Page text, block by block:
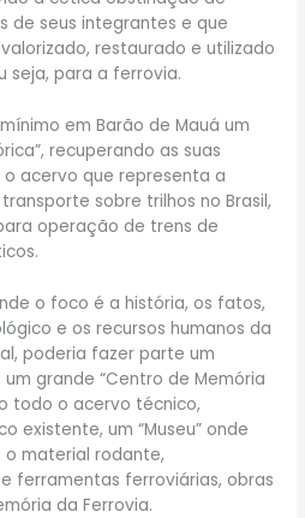
de seus integrantes e que
restaurado e utilizado
seja, para a ferrovia.
em Barão de Mauá um
recuperando as suas
acervo que representa a
sobre trilhos no Brasil,
operação de trens de
o foco é a história, os fatos,
e os recursos humanos da
poderia fazer parte um
grande “Centro de Memória
todo o acervo técnico,
existente, um “Museu” onde
material rodante,
ferramentas ferroviárias, obras
da Ferrovia.